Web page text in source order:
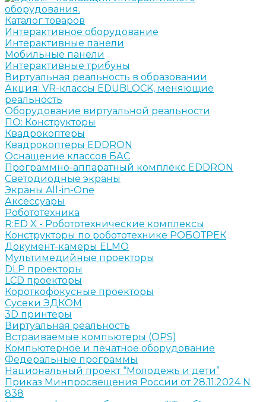
Каталог товаров
Интерактивное оборудование
Интерактивные панели
Мобильные панели
Интерактивные трибуны
Виртуальная реальность в образовании
Акция: VR-классы EDUBLOCK, меняющие
реальность
Оборудование виртуальной реальности
ПО: Конструкторы
Квадрокоптеры
Квадрокоптеры EDDRON
Оснащение классов БАС
Программно-аппаратный комплекс EDDRON
Светодиодные экраны
Экраны All-in-One
Аксессуары
Робототехника
R:ED X - Робототехнические комплексы
Конструкторы по робототехнике РОБОТРЕК
Документ-камеры ELMO
Мультимедийные проекторы
DLP проекторы
LCD проекторы
Короткофокусные проекторы
Сусеки ЭДКОМ
3D принтеры
Виртуальная реальность
Встраиваемые компьютеры (OPS)
Компьютерное и печатное оборудование
Федеральные программы
Национальный проект “Молодежь и дети”
Приказ Минпросвещения России от 28.11.2024 N
838